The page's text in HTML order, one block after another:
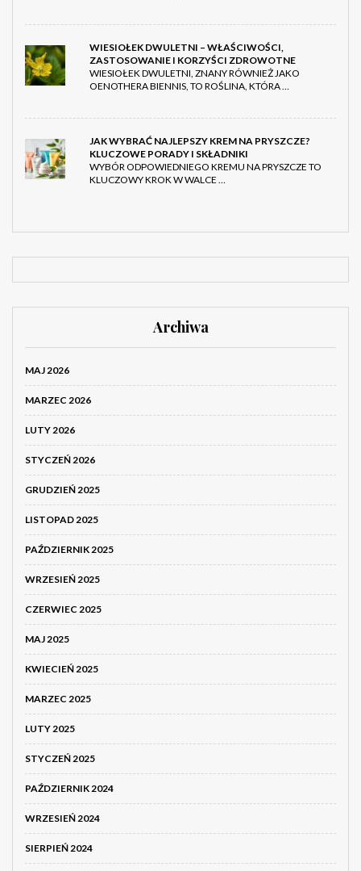
WIESIOŁEK DWULETNI – WŁAŚCIWOŚCI,
ZASTOSOWANIE I KORZYŚCI ZDROWOTNE
WIESIOŁEK DWULETNI, ZNANY RÓWNIEŻ JAKO
OENOTHERA BIENNIS, TO ROŚLINA, KTÓRA …
JAK WYBRAĆ NAJLEPSZY KREM NA PRYSZCZE?
KLUCZOWE PORADY I SKŁADNIKI
WYBÓR ODPOWIEDNIEGO KREMU NA PRYSZCZE TO
KLUCZOWY KROK W WALCE …
Archiwa
MAJ 2026
MARZEC 2026
LUTY 2026
STYCZEŃ 2026
GRUDZIEŃ 2025
LISTOPAD 2025
PAŹDZIERNIK 2025
WRZESIEŃ 2025
CZERWIEC 2025
MAJ 2025
KWIECIEŃ 2025
MARZEC 2025
LUTY 2025
STYCZEŃ 2025
PAŹDZIERNIK 2024
WRZESIEŃ 2024
SIERPIEŃ 2024